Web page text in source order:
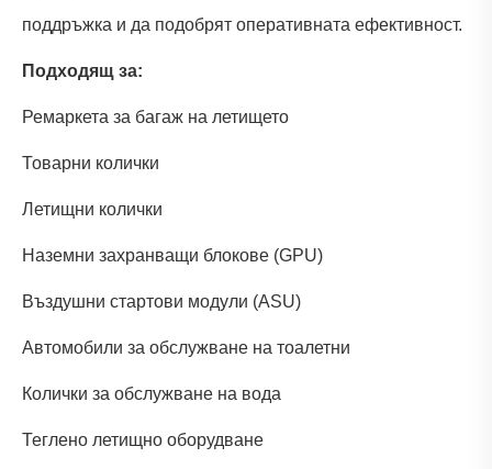
поддръжка и да подобрят оперативната ефективност.
Подходящ за:
Ремаркета за багаж на летището
Товарни колички
Летищни колички
Наземни захранващи блокове (GPU)
Въздушни стартови модули (ASU)
Автомобили за обслужване на тоалетни
Колички за обслужване на вода
Теглено летищно оборудване